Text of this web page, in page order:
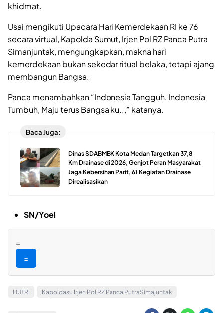
khidmat.
Usai mengikuti Upacara Hari Kemerdekaan RI ke 76
secara virtual, Kapolda Sumut, Irjen Pol RZ Panca Putra
Simanjuntak, mengungkapkan, makna hari
kemerdekaan bukan sekedar ritual belaka, tetapi ajang
membangun Bangsa.
Panca menambahkan “Indonesia Tangguh, Indonesia
Tumbuh, Maju terus Bangsa ku..,” katanya.
Baca Juga:
Dinas SDABMBK Kota Medan Targetkan 37,8
Km Drainase di 2026, Genjot Peran Masyarakat
Jaga Kebersihan Parit, 61 Kegiatan Drainase
Direalisasikan
SN/Yoel
=
=
HUTRI Kapoldasu Irjen Pol RZ Panca PutraSimajuntak